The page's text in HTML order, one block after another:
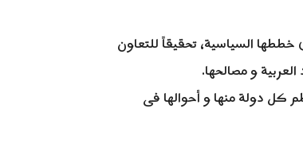
السياسية، تحقيقاً للتعاون
و مصالحها.
كل دولة منها و أحوالها فى